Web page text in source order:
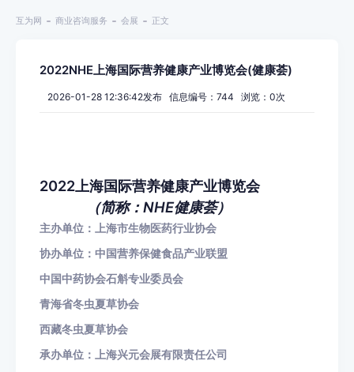
互为网 商业咨询服务 会展 正文
2022NHE上海国际营养健康产业博览会(健康荟)
2026-01-28 12:36:42发布 信息编号：744 浏览： 0次
2022 上海国际营养健康产业博览会
（简称：NHE健康荟）
主办单位：上海市生物医药行业协会
协办单位：中国营养保健食品产业联盟
中国中药协会石斛专业委员会
青海省冬虫夏草协会
西藏冬虫夏草协会
承办单位：上海兴元会展有限责任公司